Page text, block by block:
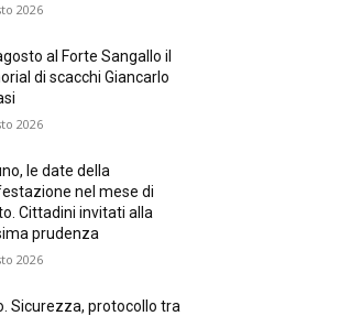
2026
agosto al Forte Sangallo il
di scacchi Giancarlo
2026
le date della
nel mese di
Cittadini invitati alla
prudenza
2026
Sicurezza, protocollo tra